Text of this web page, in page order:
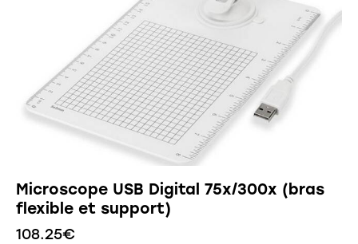
Microscope USB Digital 75x/300x (bras
flexible et support)
108.25€